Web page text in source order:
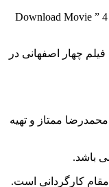
Download Movie ”
ممتاز و تهیه
مقام کارگردانی است.